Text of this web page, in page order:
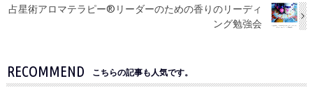
占星術アロマテラピー®︎リーダーのための香りのリーディ
ング勉強会
RECOMMEND こちらの記事も人気です。